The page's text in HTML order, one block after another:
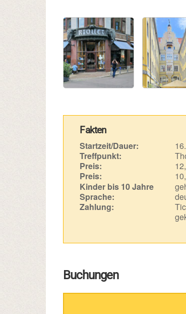
Fakten
Startzeit/Dauer:
Treffpunkt:
Preis:
Preis:
Kinder bis 10 Jahre
Sprache:
Zahlung:
Buchungen